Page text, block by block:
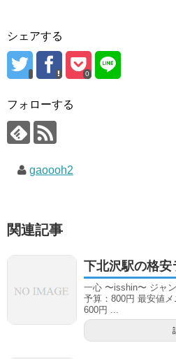
シェアする
0
フォローする
gaoooh2
関連記事
下北沢駅の格安
一心 〜isshin〜 ジャ
予算：800円 最安値
600円 ...